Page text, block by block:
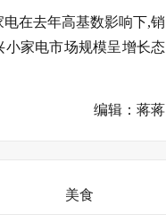
在去年高基数影响下,销
家电市场规模呈增长态
编辑：蒋蒋
美食